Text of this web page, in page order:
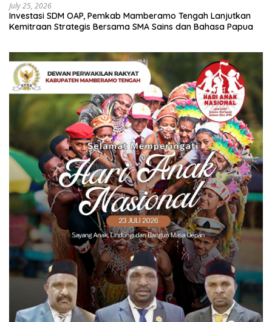
July 25, 2026
Investasi SDM OAP, Pemkab Mamberamo Tengah Lanjutkan
Kemitraan Strategis Bersama SMA Sains dan Bahasa Papua